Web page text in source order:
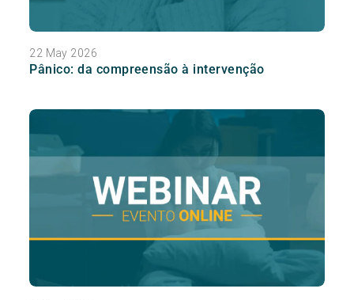
22 May 2026
Pânico: da compreensão à intervenção